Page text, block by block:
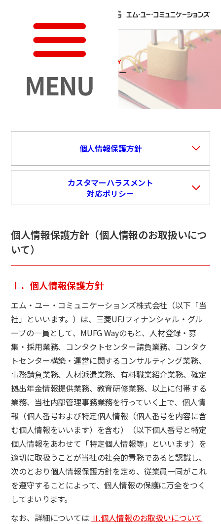
POLICY
ポリシー
個人情報保護方針
カスタマーハラスメント
対応ポリシー
個人情報保護方針（個人情報のお取扱いにつ
いて）
Ⅰ．個人情報保護方針
エム・ユー・コミュニケーションズ株式会社（以下「当
社」といいます。）は、三菱UFJフィナンシャル・グル
ープの一員として、MUFG Wayのもと、人材登録・募
集・採用業務、コンタクトセンター請負業務、コンタク
トセンター構築・運営に関するコンサルティング業務、
事務請負業務、人材派遣業務、有料職業紹介業務、確定
拠出年金情報提供業務、教育研修業務、以上に付帯する
業務、当社内部管理事務業務を行っていく上で、個人情
報（個人番号および特定個人情報（個人番号を内容に含
む個人情報をいいます）を含む）（以下個人番号と特定
個人情報をあわせて「特定個人情報等」といいます）を
適切に取扱うことが当社の社会的責務であると認識し、
次のとおり個人情報保護方針を定め、従業員一同がこれ
を遵守することによって、個人情報の保護に万全をつく
してまいります。
なお、詳細については Ⅱ.個人情報のお取扱いについて